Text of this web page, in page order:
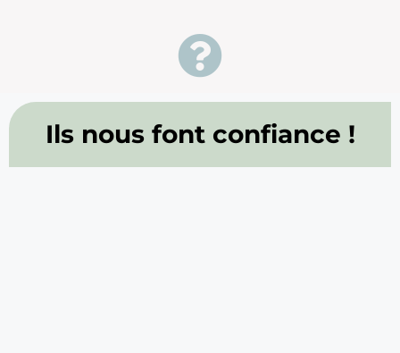
Ils nous font confiance !